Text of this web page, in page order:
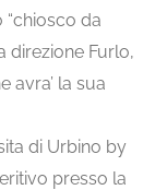
da
direzione Furlo,
avra’ la sua
di Urbino by
presso la